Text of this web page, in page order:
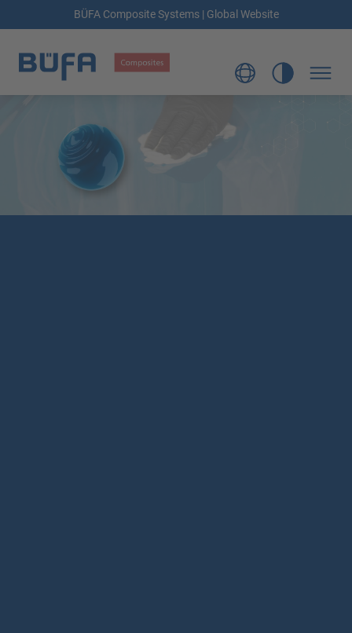
BÜFA Composite Systems | Global Website